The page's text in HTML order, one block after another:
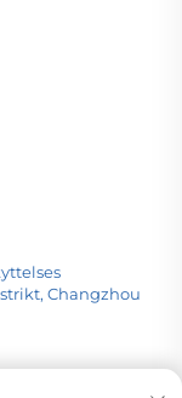
Changzhou